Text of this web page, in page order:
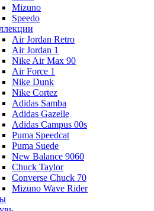
Mizuno
Speedo
Air Jordan Retro
Air Jordan 1
Nike Air Max 90
Air Force 1
Nike Dunk
Nike Cortez
Adidas Samba
Adidas Gazelle
Adidas Campus 00s
Puma Speedcat
Puma Suede
New Balance 9060
Chuck Taylor
Converse Chuck 70
Mizuno Wave Rider